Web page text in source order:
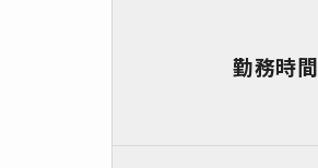
勤務時間